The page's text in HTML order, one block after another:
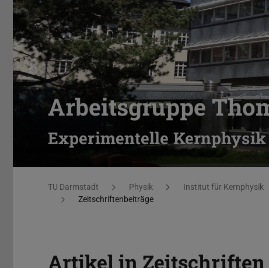
Arbeitsgruppe
Experimentelle
Sie befinden sich hier:
TU Darmstadt Physik Institut für Kernphysik
Zeitschriftenbeiträge
Artikel in Zeitschriften